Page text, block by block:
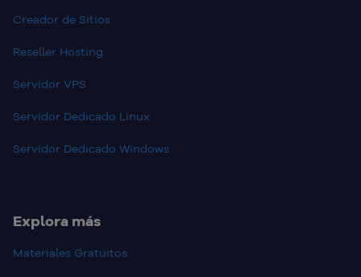
Creador de Sitios
Reseller Hosting
Servidor VPS
Servidor Dedicado Linux
Servidor Dedicado Windows
Explora más
Materiales Gratuitos